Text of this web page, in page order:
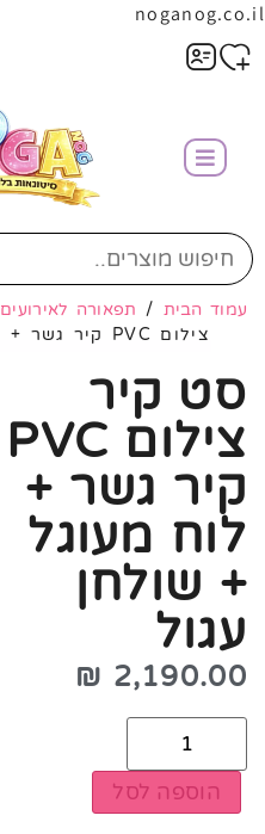
noganog.co.il
עמוד הבית / תפאורה לאירועים
צילום PVC קיר גשר + לוח מעוגל + שולחן עגול
סט קיר
צילום PVC
קיר גשר +
לוח מעוגל
+ שולחן
עגול
2,190.00
₪
הוספה לסל